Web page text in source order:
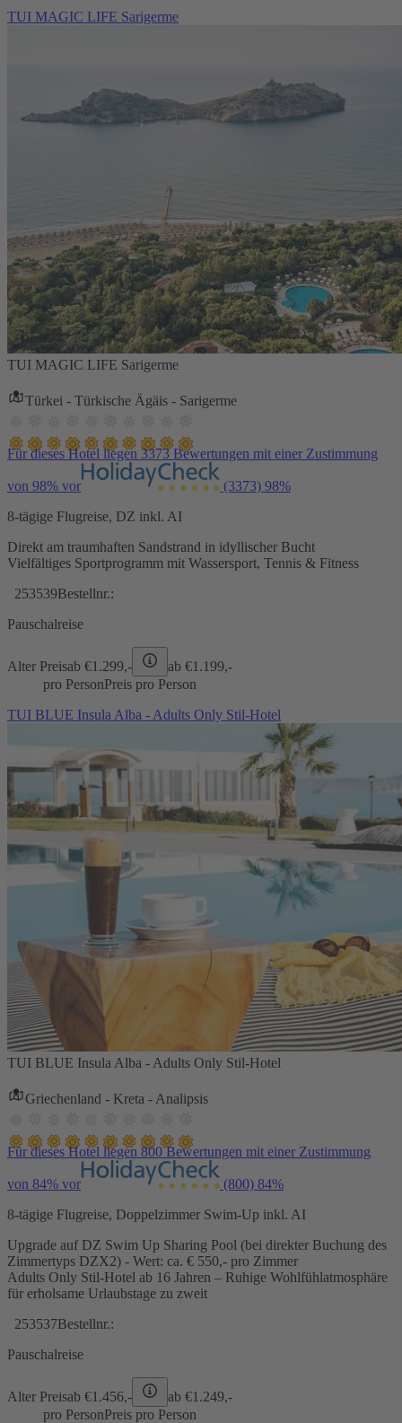
TUI MAGIC LIFE Sarigerme
TUI MAGIC LIFE Sarigerme
Türkei - Türkische Ägäis - Sarigerme
Für dieses Hotel liegen 3373 Bewertungen mit einer Zustimmung
von 98% vor (3373) 98%
8-tägige Flugreise, DZ inkl. AI
Direkt am traumhaften Sandstrand in idyllischer Bucht
Vielfältiges Sportprogramm mit Wassersport, Tennis & Fitness
253539Bestellnr.:
Pauschalreise
Alter Preisab €1.299,- ab €1.199,-
pro PersonPreis pro Person
TUI BLUE Insula Alba - Adults Only Stil-Hotel
TUI BLUE Insula Alba - Adults Only Stil-Hotel
Griechenland - Kreta - Analipsis
Für dieses Hotel liegen 800 Bewertungen mit einer Zustimmung
von 84% vor (800) 84%
8-tägige Flugreise, Doppelzimmer Swim-Up inkl. AI
Upgrade auf DZ Swim Up Sharing Pool (bei direkter Buchung des
Zimmertyps DZX2) - Wert: ca. € 550,- pro Zimmer
Adults Only Stil-Hotel ab 16 Jahren – Ruhige Wohlfühlatmosphäre
für erholsame Urlaubstage zu zweit
253537Bestellnr.:
Pauschalreise
Alter Preisab €1.456,- ab €1.249,-
pro PersonPreis pro Person